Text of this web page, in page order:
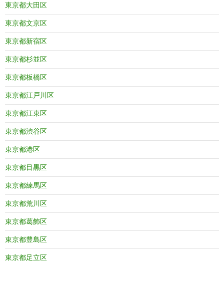
東京都大田区
東京都文京区
東京都新宿区
東京都杉並区
東京都板橋区
東京都江戸川区
東京都江東区
東京都渋谷区
東京都港区
東京都目黒区
東京都練馬区
東京都荒川区
東京都葛飾区
東京都豊島区
東京都足立区